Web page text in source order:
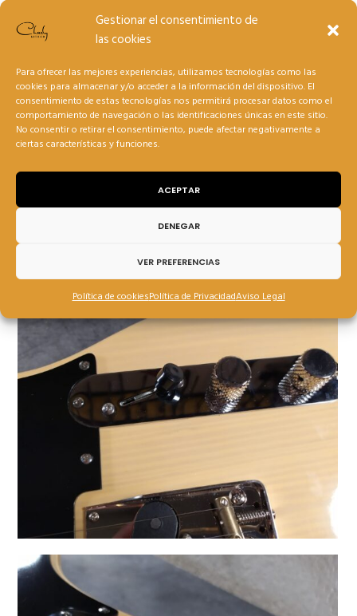
Gestionar el consentimiento de
las cookies
Para ofrecer las mejores experiencias, utilizamos tecnologías como las
cookies para almacenar y/o acceder a la información del dispositivo. El
consentimiento de estas tecnologías nos permitirá procesar datos como el
comportamiento de navegación o las identificaciones únicas en este sitio.
No consentir o retirar el consentimiento, puede afectar negativamente a
ciertas características y funciones.
ACEPTAR
DENEGAR
VER PREFERENCIAS
Política de cookiesPolítica de PrivacidadAviso Legal